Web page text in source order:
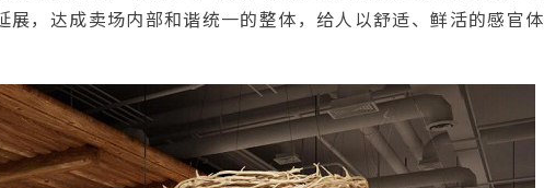
，达成卖场内部和谐统一的整体，给人以舒适、鲜活的感官体